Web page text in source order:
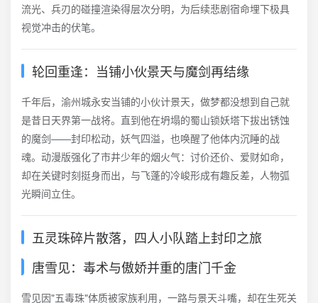
流光、兵刃的碰撞渲染得层次分明，为后续悲剧宿命埋下极具
视觉冲击的伏笔。
轮回重逢：当铺小伙景天与魔剑再结缘
千年后，渝州城永安当铺的小伙计景天，做梦都没想到自己就
是昔日天界第一战将。直到他在坍塌的蜀山锁妖塔下拔出锈蚀
的魔剑——封印松动，妖气四溢，也唤醒了他体内沉睡的战
魂。动漫版强化了市井少年的烟火气：讨价还价、爱财如命，
却在关键时刻挺身而出，与飞蓬的冷峻形成有趣反差，人物弧
光瞬间立住。
五灵珠碎片散落，四人小队踏上封印之旅
唐雪见：毒术与傲娇并重的唐门千金
雪见因"五毒珠"体质被家族利用，一路与景天斗嘴，却在生死关